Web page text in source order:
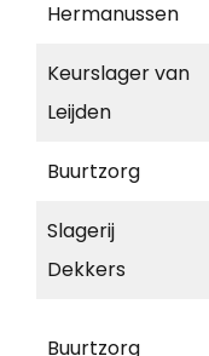
Hermanussen
Keurslager van
Leijden
Buurtzorg
Slagerij
Dekkers
Buurtzorg